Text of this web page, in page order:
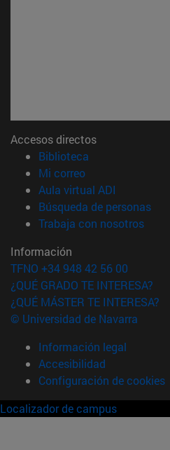
Accesos directos
Biblioteca
Mi correo(abre en nueva
Aula virtual ADI
Búsqueda de personas
Trabaja con nosotros
Información
TFNO +34 948 42 56 00
¿QUÉ GRADO TE INTERESA?
¿QUÉ MÁSTER TE INTERESA?
© Universidad de Navarra
Información legal
Accesibilidad
Configuración de cookies
Localizador de campus